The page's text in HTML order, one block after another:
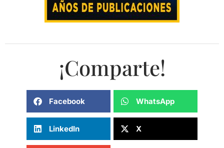
¡Comparte!
Facebook WhatsApp
LinkedIn X